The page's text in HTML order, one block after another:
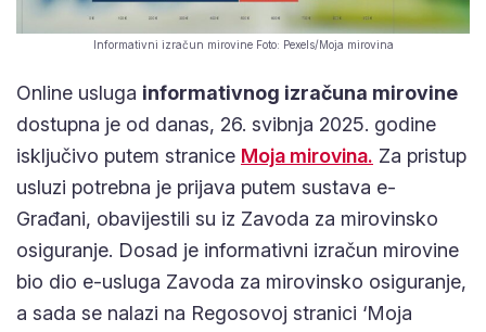
Informativni izračun mirovine Foto: Pexels/Moja mirovina
Online usluga informativnog izračuna mirovine
dostupna je od danas, 26. svibnja 2025. godine
isključivo putem straniceMoja mirovina.Za pristup
usluzi potrebna je prijava putem sustava e-Građani,
obavijestili su iz Zavoda za mirovinsko osiguranje.
Dosad je informativni izračun mirovine bio dio e-
usluga Zavoda za mirovinsko osiguranje, a sada se
nalazi na Regosovoj stranici ‘Moja mirovina’. Tamo